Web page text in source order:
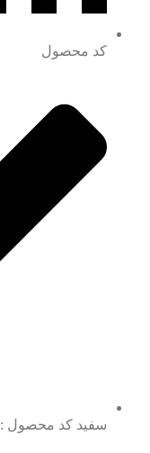
کد محصول
سفید کد محصول : 4110